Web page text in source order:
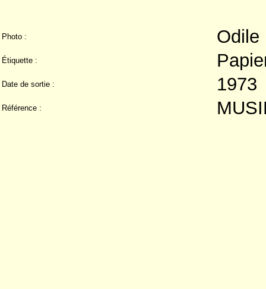
Photo : Odile
Étiquette :
Date de sortie : 1973
Référence :